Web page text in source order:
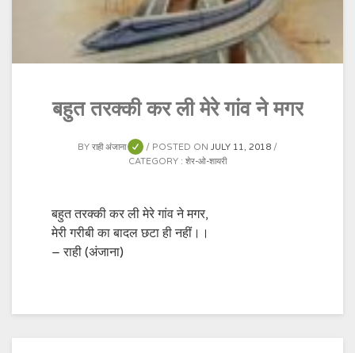
बहुत तरक्की कर ली मेरे गांव ने मगर
BY राही अंजाना POSTED ONJULY 11, 2018
CATEGORY : शेर-ओ-शायरी
बहुत तरक्की कर ली मेरे गांव ने मगर,
मेरी गरीबी का बादल छटा ही नहीं।।
– राही (अंजाना)